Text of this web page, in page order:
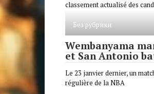
classement actualisé des
Без рубрики
Wembanyama
et San Antonio
Le 23 janvier dernier, un
régulière de la NBA